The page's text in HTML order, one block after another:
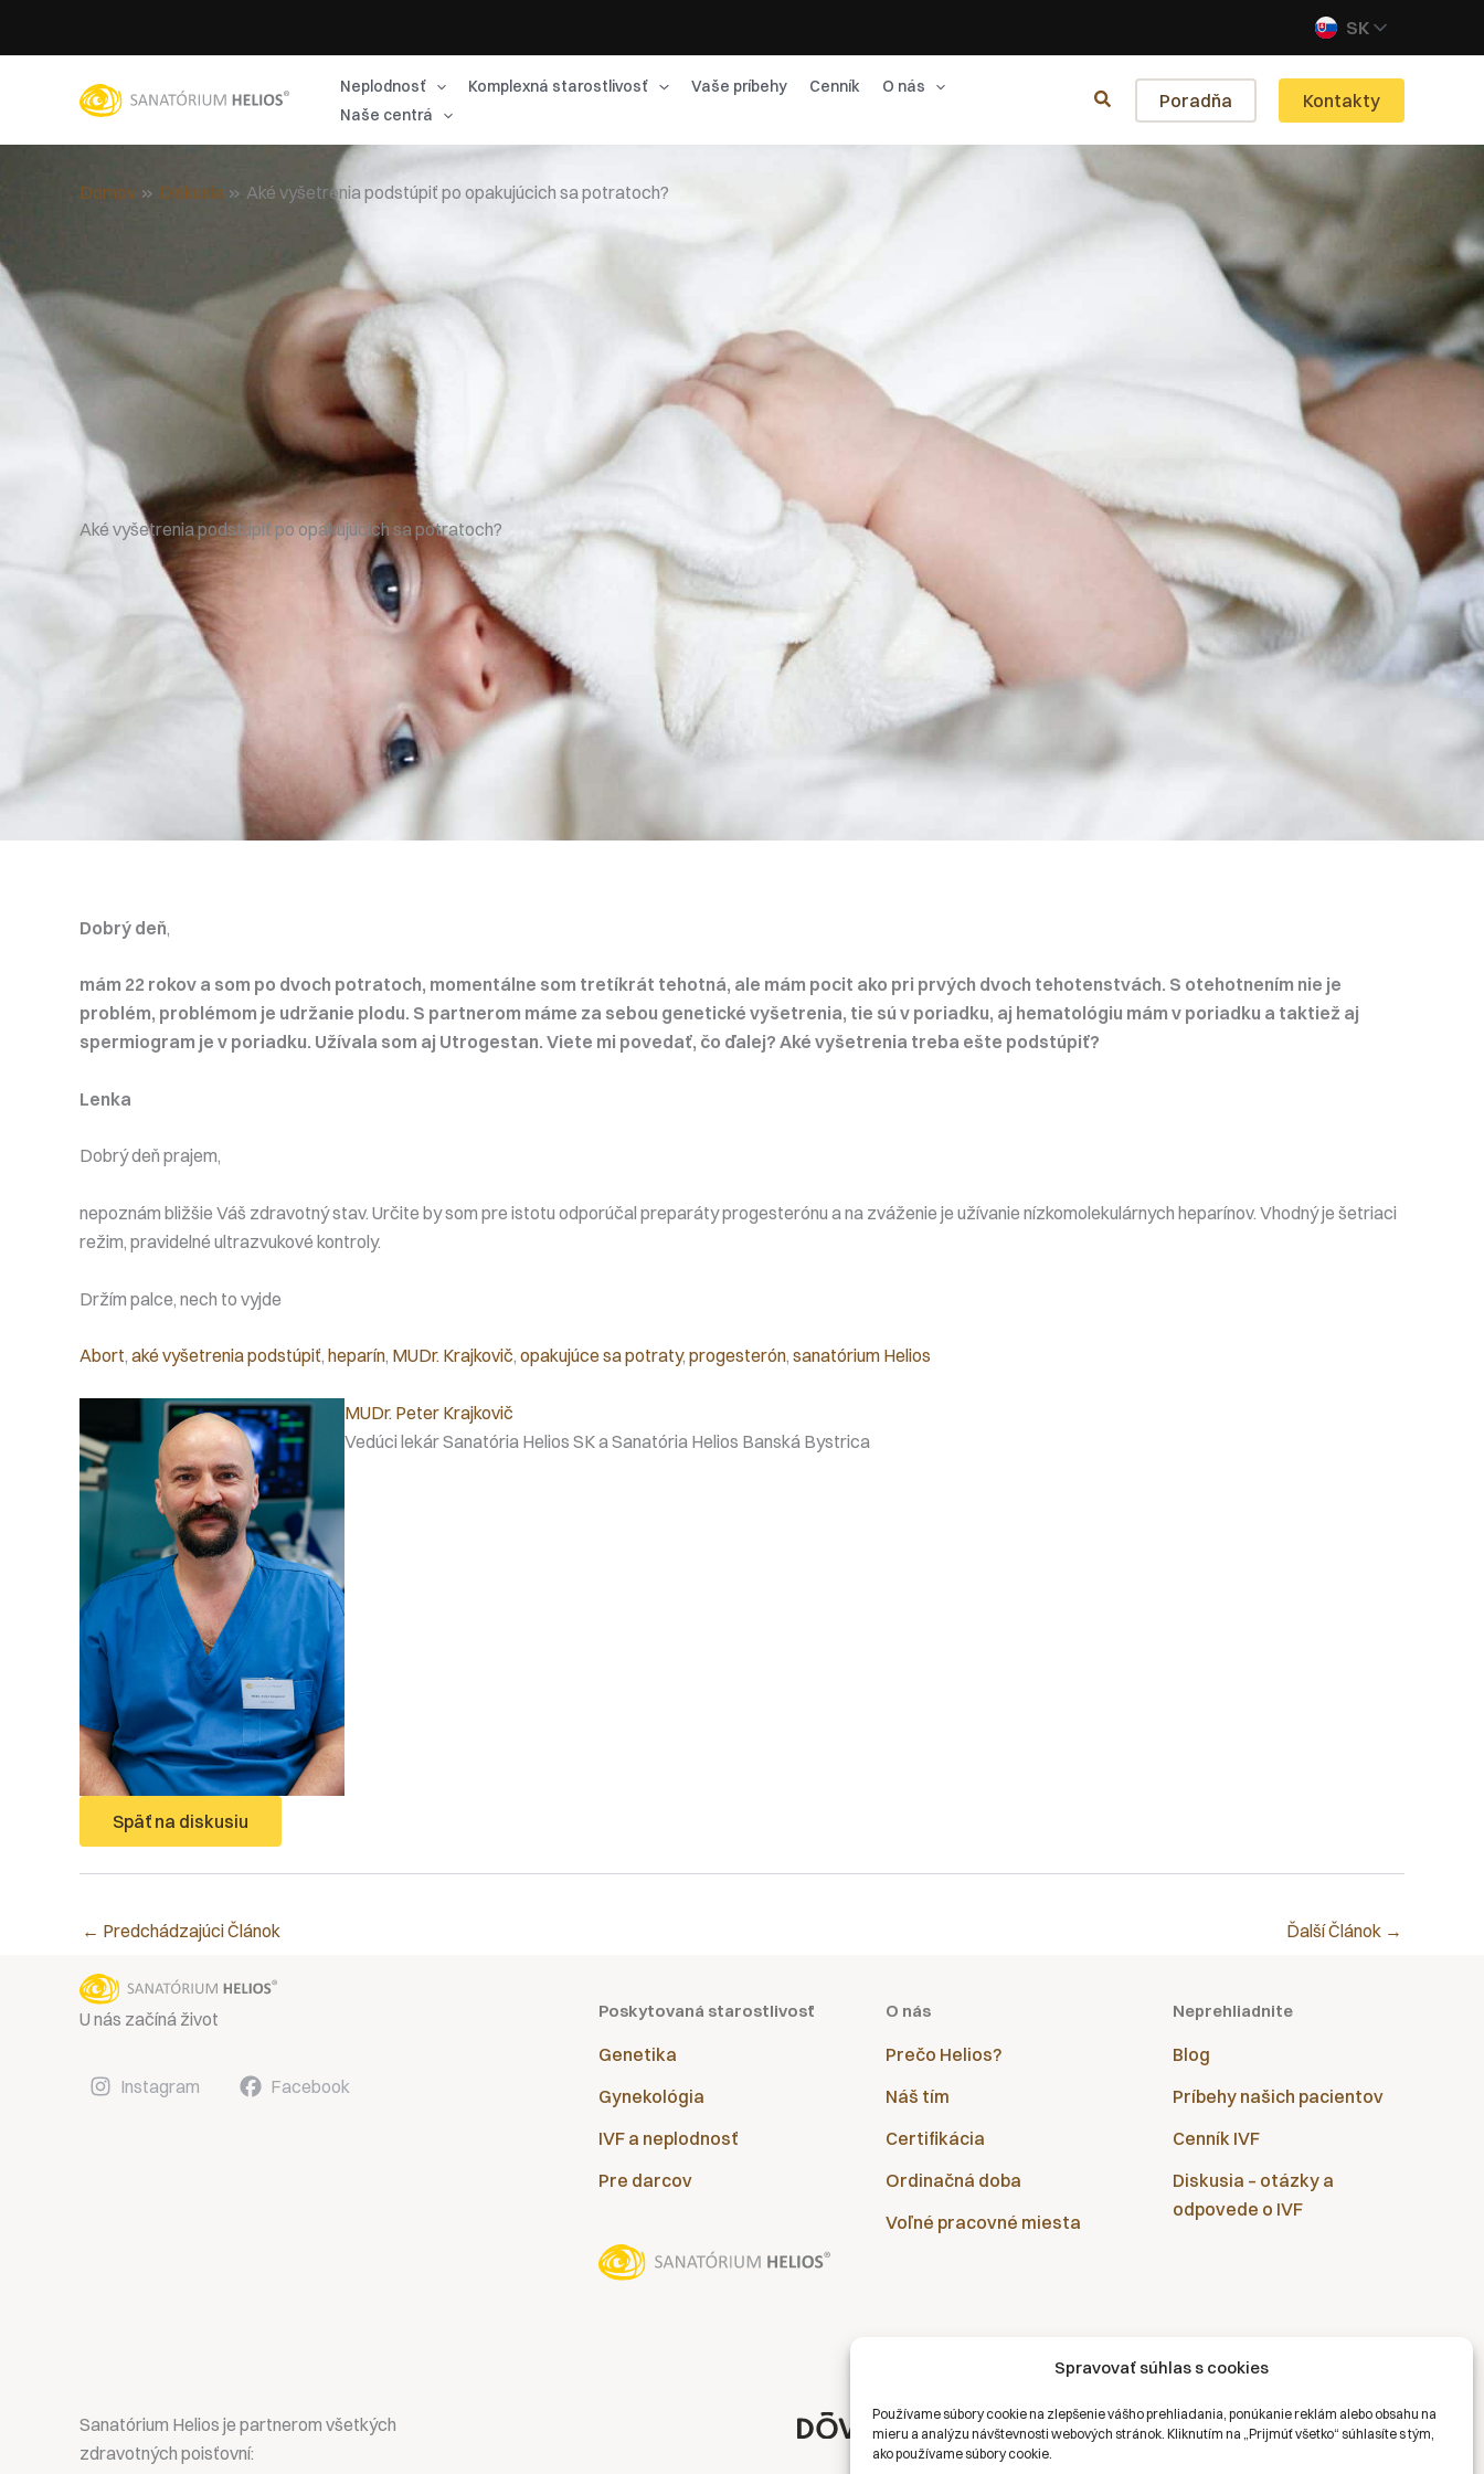
Spravovať súhlas s cookies
Používame súbory cookie na zlepšenie vášho prehliadania, ponúkanie reklám alebo obsahu na
mieru a analýzu návštevnosti webových stránok. Kliknutím na „Prijmúť všetko“ súhlasíte s tým,
ako používame súbory cookie.
SK
Neplodnosť Komplexná starostlivosť Vaše príbehy Cenník
O nás
Naše centrá
Poradňa Kontakty
Domov Diskusia Aké vyšetrenia podstúpiť po opakujúcich sa potratoch?
Aké vyšetrenia podstúpiť po opakujúcich sa potratoch?
Dobrý deň,
mám 22 rokov a som po dvoch potratoch, momentálne som tretíkrát tehotná, ale mám pocit ako pri prvých dvoch tehotenstvách. S otehotnením nie je
problém, problémom je udržanie plodu. S partnerom máme za sebou genetické vyšetrenia, tie sú v poriadku, aj hematológiu mám v poriadku a taktiež aj
spermiogram je v poriadku. Užívala som aj Utrogestan. Viete mi povedať, čo ďalej? Aké vyšetrenia treba ešte podstúpiť?
Lenka
Dobrý deň prajem,
nepoznám bližšie Váš zdravotný stav. Určite by som pre istotu odporúčal preparáty progesterónu a na zváženie je užívanie nízkomolekulárnych heparínov. Vhodný je šetriaci
režim, pravidelné ultrazvukové kontroly.
Držím palce, nech to vyjde
Abort, aké vyšetrenia podstúpiť, heparín, MUDr. Krajkovič, opakujúce sa potraty, progesterón, sanatórium Helios
MUDr. Peter Krajkovič
Vedúci lekár Sanatória Helios SK a Sanatória Helios Banská Bystrica
Späť na diskusiu
← Predchádzajúci Článok Ďalší Článok →
U nás začíná život
Instagram Facebook
Poskytovaná starostlivosť
Genetika
Gynekológia
IVF a neplodnosť
Pre darcov
O nás
Prečo Helios?
Náš tím
Certifikácia
Ordinačná doba
Voľné pracovné miesta
Neprehliadnite
Blog
Príbehy našich pacientov
Cenník IVF
Diskusia – otázky a
odpovede o IVF
Sanatórium Helios je partnerom všetkých
zdravotných poisťovní: